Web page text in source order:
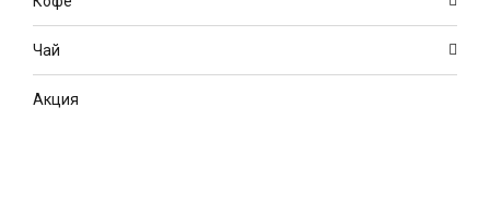
Чай
Акция